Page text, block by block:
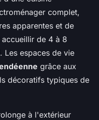
complet,
apparentes et de
de 4 à 8
Les espaces de vie
grâce aux
décoratifs typiques de
à l'extérieur